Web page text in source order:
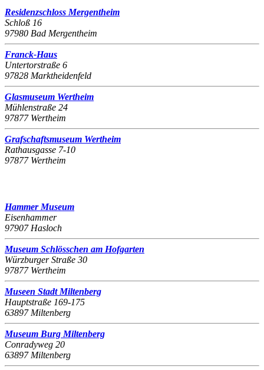
Residenzschloss Mergentheim
Schloß 16
97980 Bad Mergentheim
Franck-Haus
Untertorstraße 6
97828 Marktheidenfeld
Glasmuseum Wertheim
Mühlenstraße 24
97877 Wertheim
Grafschaftsmuseum Wertheim
Rathausgasse 7-10
97877 Wertheim
Hammer Museum
Eisenhammer
97907 Hasloch
Museum Schlösschen am Hofgarten
Würzburger Straße 30
97877 Wertheim
Museen Stadt Miltenberg
Hauptstraße 169-175
63897 Miltenberg
Museum Burg Miltenberg
Conradyweg 20
63897 Miltenberg